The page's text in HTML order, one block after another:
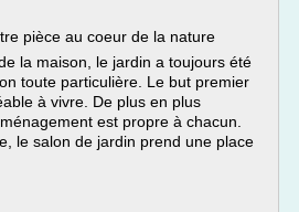
pièce au coeur de la nature
la maison, le jardin a toujours été
toute particulière. Le but premier
à vivre. De plus en plus
est propre à chacun.
le salon de jardin prend une place